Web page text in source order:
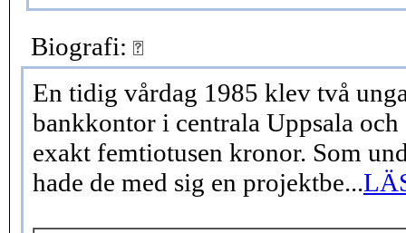
Biografi:
En tidig vårdag 1985 klev två
bankkontor i centrala Uppsala och
exakt femtiotusen kronor. Som
hade de med sig en projektbe...